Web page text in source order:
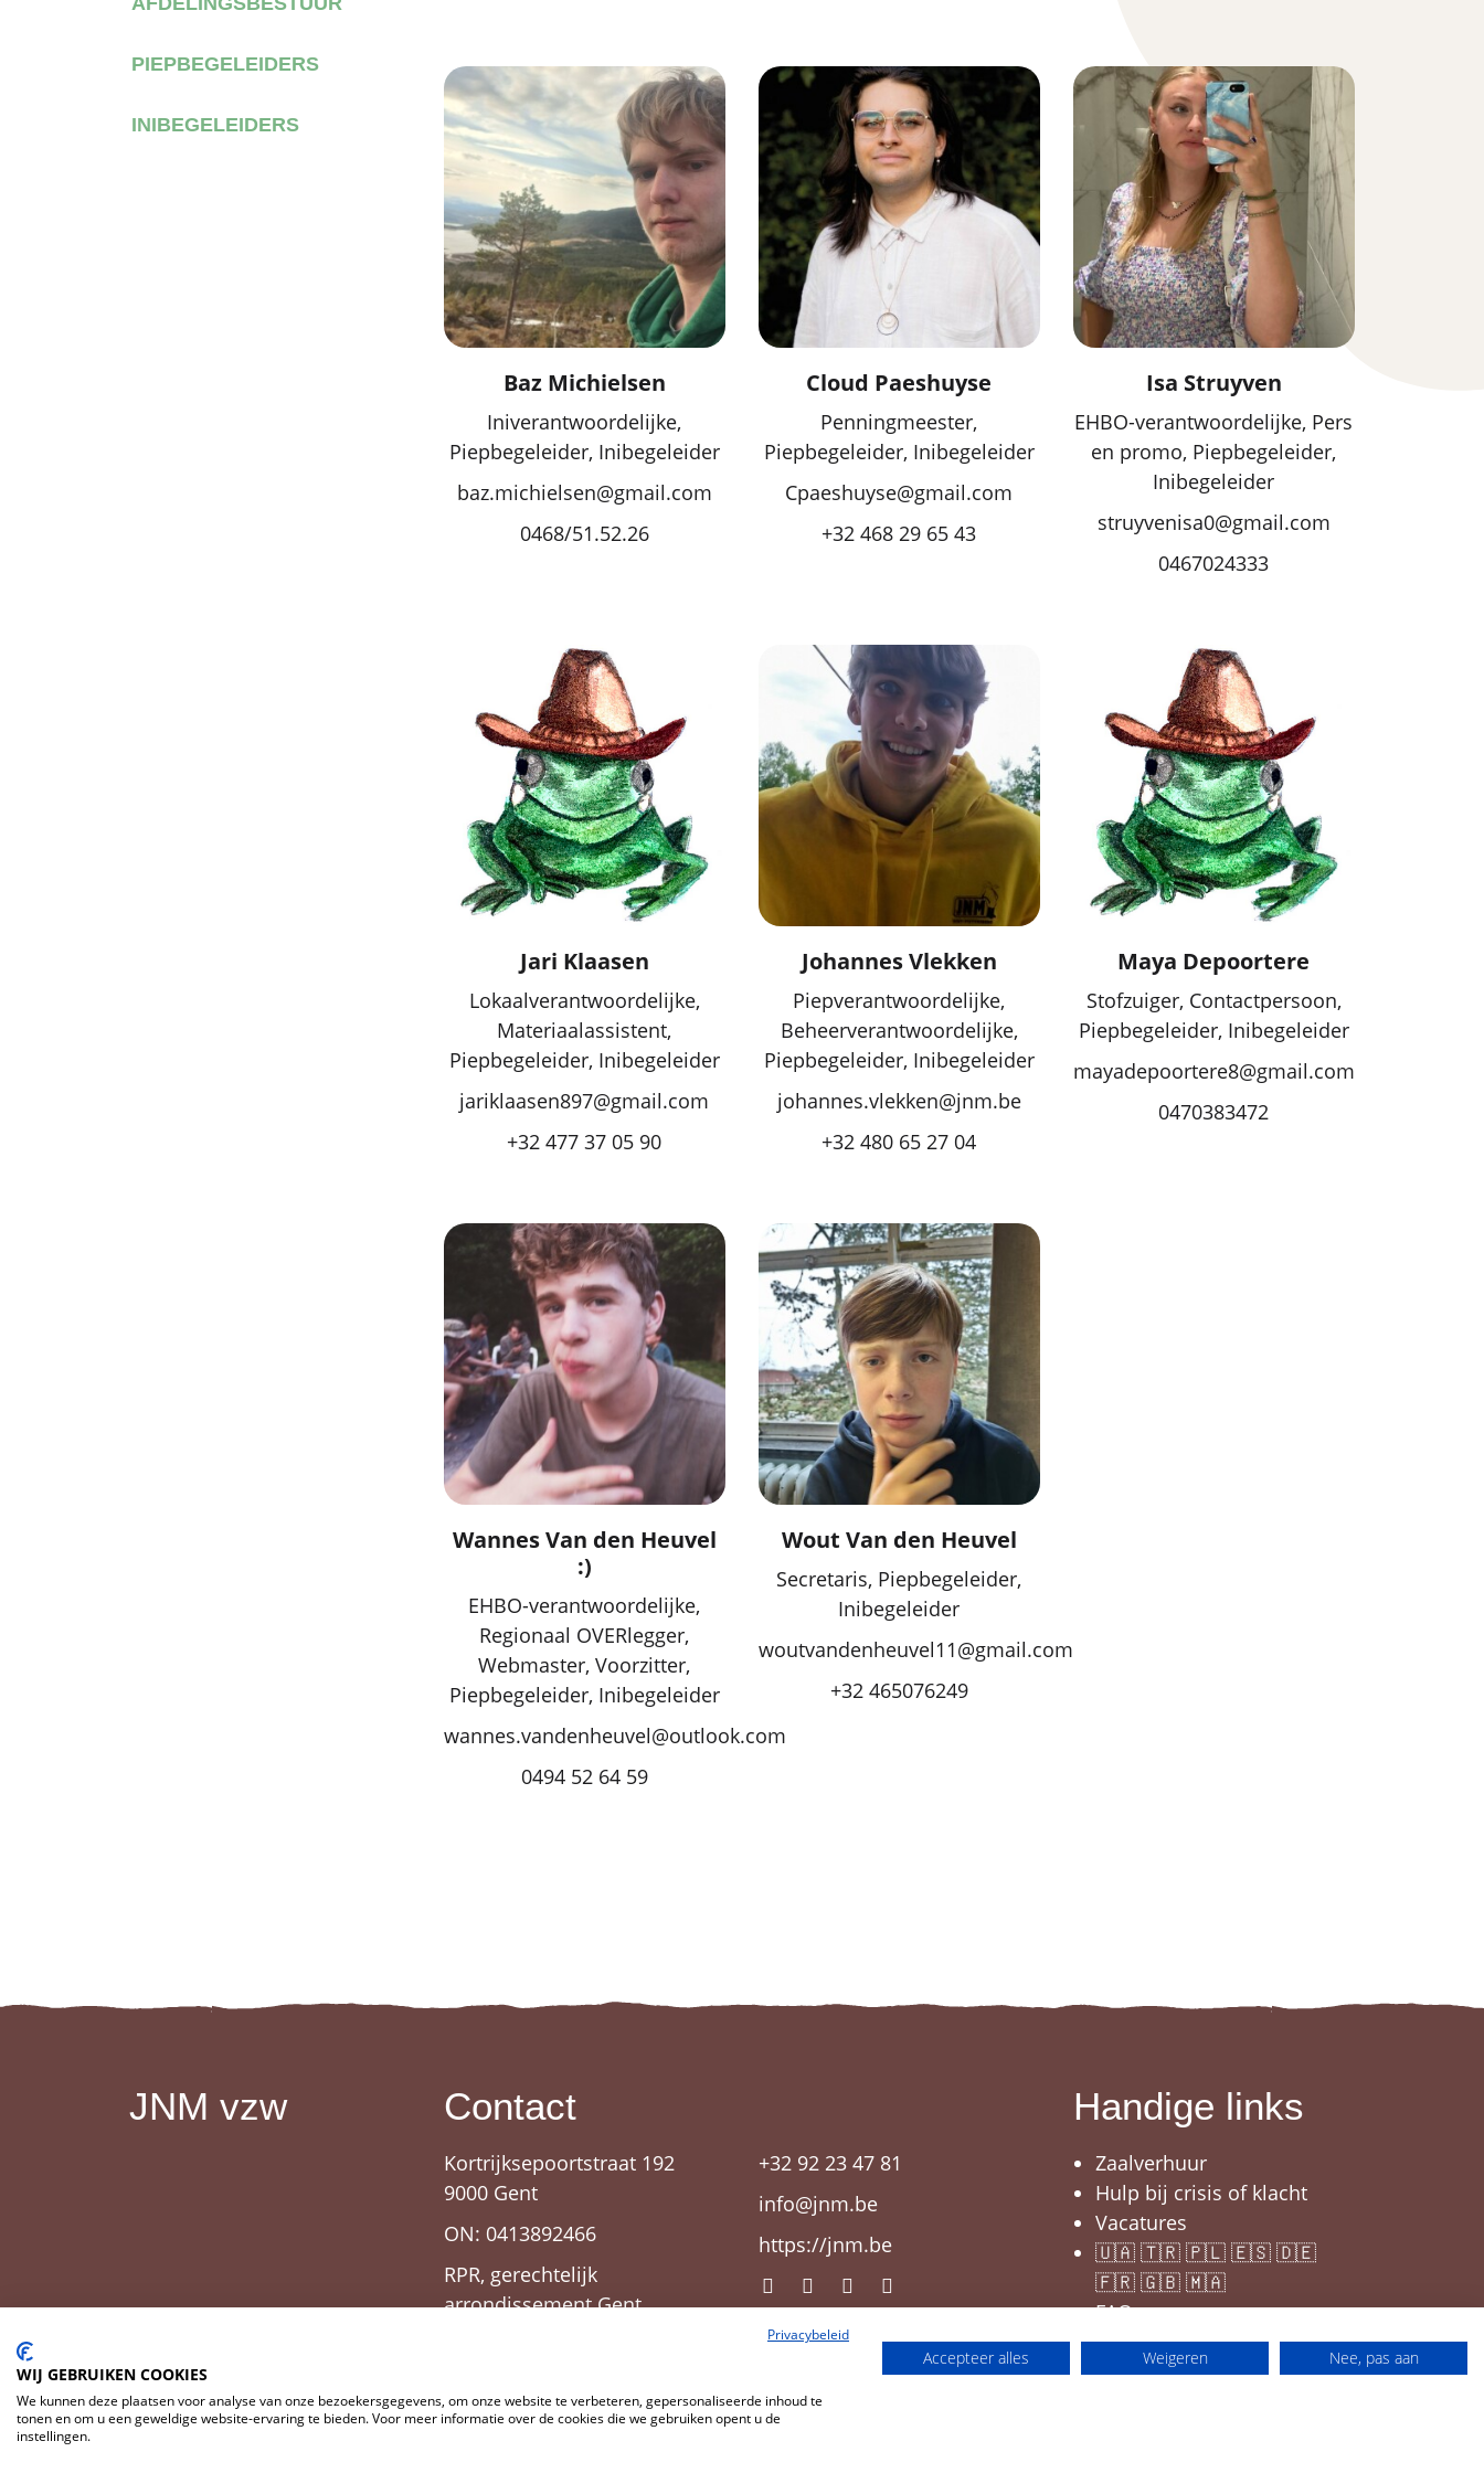
PIEPBEGELEIDERS
INIBEGELEIDERS
Baz Michielsen
Iniverantwoordelijke,
Piepbegeleider, Inibegeleider
baz.michielsen@gmail.com
0468/51.52.26
Cloud Paeshuyse
Penningmeester,
Piepbegeleider, Inibegeleider
Cpaeshuyse@gmail.com
+32 468 29 65 43
Isa Struyven
EHBO-verantwoordelijke, Pers
en promo, Piepbegeleider,
Inibegeleider
struyvenisa0@gmail.com
0467024333
Jari Klaasen
Lokaalverantwoordelijke,
Materiaalassistent,
Piepbegeleider, Inibegeleider
jariklaasen897@gmail.com
+32 477 37 05 90
Johannes Vlekken
Piepverantwoordelijke,
Beheerverantwoordelijke,
Piepbegeleider, Inibegeleider
johannes.vlekken@jnm.be
+32 480 65 27 04
Maya Depoortere
Stofzuiger, Contactpersoon,
Piepbegeleider, Inibegeleider
mayadepoortere8@gmail.com
0470383472
Wannes Van den Heuvel
:)
EHBO-verantwoordelijke,
Regionaal OVERlegger,
Webmaster, Voorzitter,
Piepbegeleider, Inibegeleider
wannes.vandenheuvel@outlook.com
0494 52 64 59
Wout Van den Heuvel
Secretaris, Piepbegeleider,
Inibegeleider
woutvandenheuvel11@gmail.com
+32 465076249
JNM vzw Contact
Kortrijksepoortstraat 192
9000 Gent
ON: 0413892466
RPR, gerechtelijk
arrondissement Gent
+32 92 23 47 81
info@jnm.be
https://jnm.be
Handige links
Zaalverhuur
Hulp bij crisis of klacht
Vacatures
🇺🇦 🇹🇷 🇵🇱 🇪🇸 🇩🇪
🇫🇷 🇬🇧 🇲🇦
FAQ
Privacybeleid
WIJ GEBRUIKEN COOKIES
We kunnen deze plaatsen voor analyse van onze bezoekersgegevens, om onze website te verbeteren, gepersonaliseerde inhoud te
tonen en om u een geweldige website-ervaring te bieden. Voor meer informatie over de cookies die we gebruiken opent u de
instellingen.
Accepteer alles Weigeren Nee, pas aan